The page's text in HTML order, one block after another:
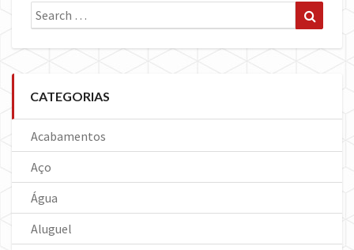
Search
for:
CATEGORIAS
Acabamentos
Aço
Água
Aluguel